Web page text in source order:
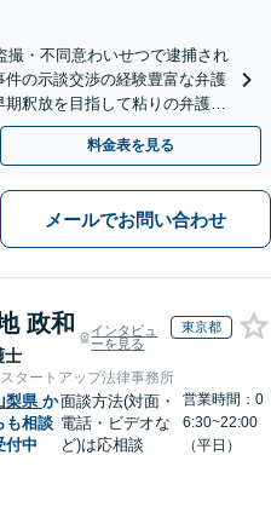
撮・不同意わいせつで逮捕され
の示談交渉の経験豊富な弁護
釈放を目指して粘りの弁護活
料金表を見る
メールでお問い合わせ
政和
士
インタビュ
ーを見る
東京都
タートアップ法律事務所
梨県 か
も相談
付中
面談方法(対面・
電話・ビデオな
ど)は応相談
営業時間：0
6:30~22:00
（平日）